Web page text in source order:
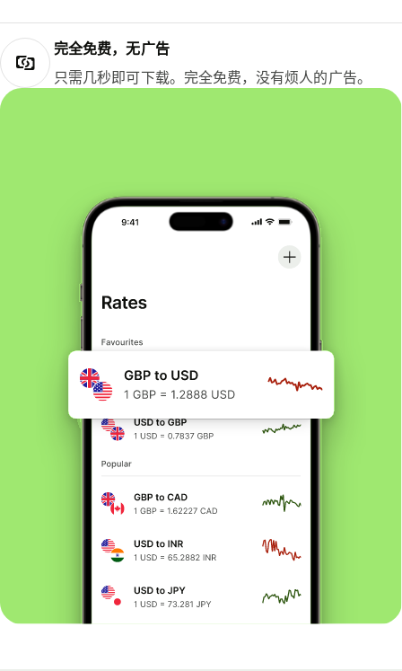
完全免费，无广告
只需几秒即可下载。完全免费，没有烦人的广告。